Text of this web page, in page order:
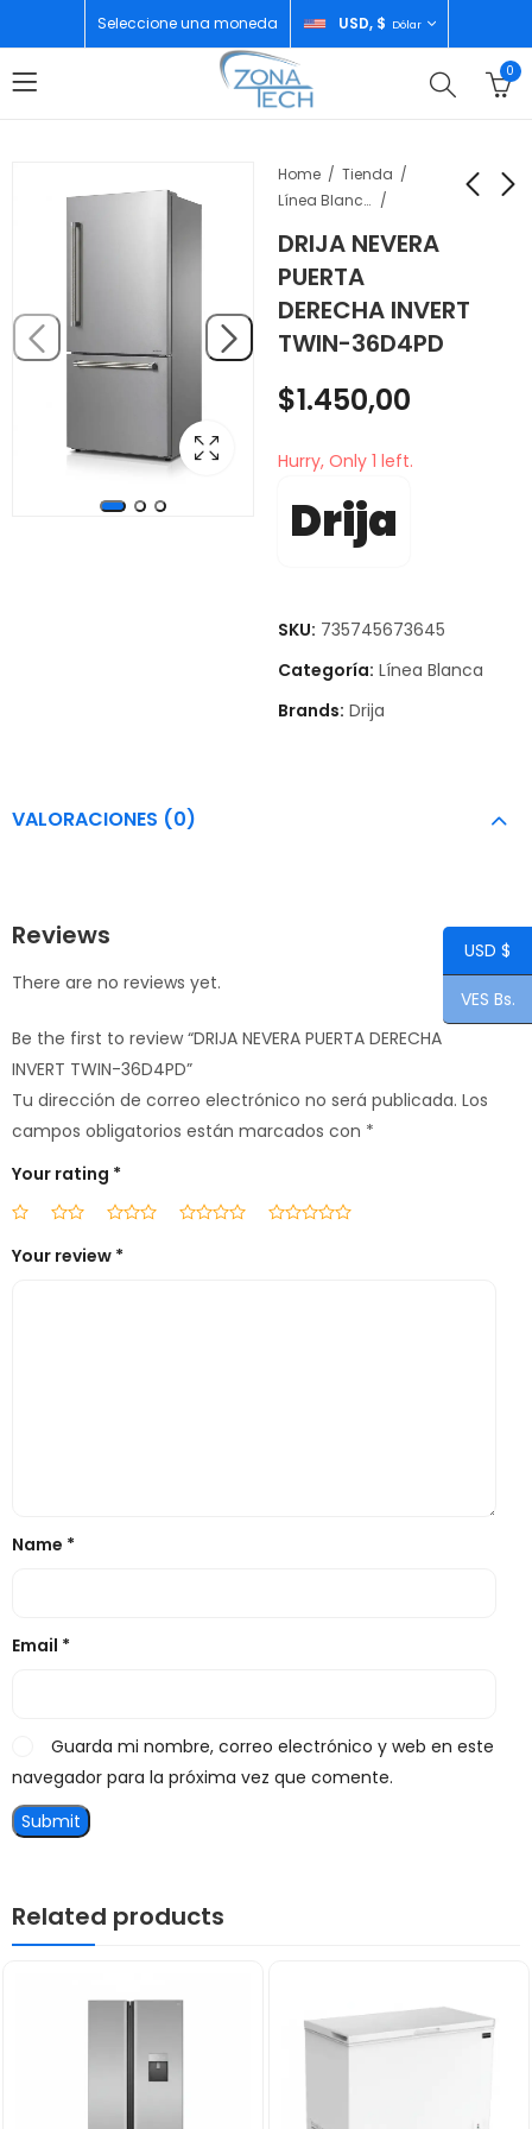
Seleccione una moneda USD, $ Dólar
0
Home
Tienda
Línea Blanca
DRIJA NEVERA
PUERTA
DERECHA INVERT
TWIN-36D4PD
DE HIELO
EMPOTRABLE FH36
$860,00
IZQUIERDA INVERT
TWIN-36D4PIFH
$1.450,00
$1.450,00
Hurry, Only 1 left.
Drija
SKU: 735745673645
Categoría: Línea Blanca
Brands: Drija
VALORACIONES (0)
Reviews
There are no reviews yet.
Be the first to review “DRIJA NEVERA PUERTA DERECHA
INVERT TWIN-36D4PD”
Tu dirección de correo electrónico no será publicada. Los
campos obligatorios están marcados con *
Your rating *
Your review *
Name *
Email *
Guarda mi nombre, correo electrónico y web en este
navegador para la próxima vez que comente.
Related products
USD $
VES Bs.